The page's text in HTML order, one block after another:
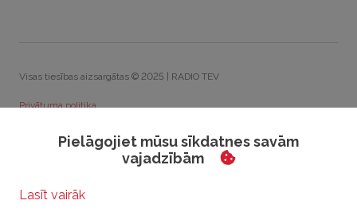
Visas tiesības aizsargātas © 2025 | RADIO TEV
Privātuma politika
Sīkdatņu politika
Visparīgie konkursu noteikumi
Pielāgojiet mūsu sīkdatnes savām
vajadzībām